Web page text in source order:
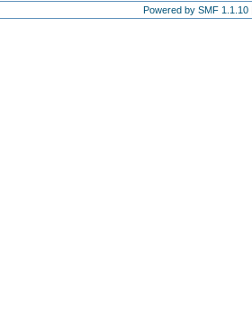
Powered by SMF 1.1.10